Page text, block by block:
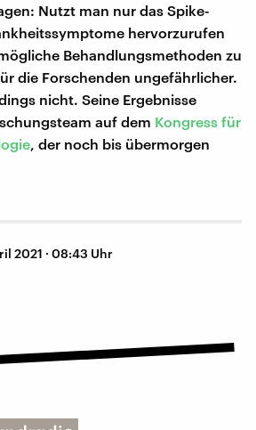
Nutzt man nur das Spike-
hervorzurufen
Behandlungsmethoden zu
die Forschenden ungefährlicher.
nicht. Seine Ergebnisse
auf dem Kongress für
, der noch bis übermorgen
2021 · 08:43 Uhr